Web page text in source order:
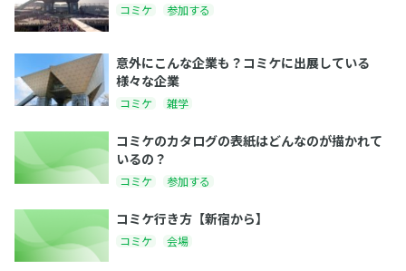
コミケ 参加する
意外にこんな企業も？コミケに出展している
様々な企業
コミケ 雑学
コミケのカタログの表紙はどんなのが描かれて
いるの？
コミケ 参加する
コミケ行き方【新宿から】
コミケ 会場